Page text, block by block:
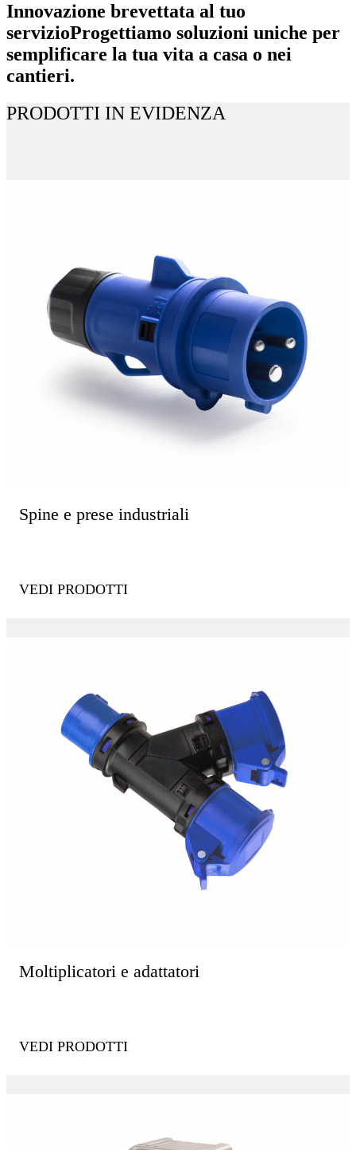
Innovazione brevettata al tuo
servizioProgettiamo soluzioni uniche per
semplificare la tua vita a casa o nei
cantieri.
PRODOTTI IN EVIDENZA
Spine e prese industriali
VEDI PRODOTTI
Moltiplicatori e adattatori
VEDI PRODOTTI